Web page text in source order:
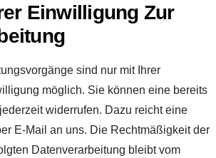
Einwilligung Zur
sind nur mit Ihrer
möglich. Sie können eine bereits
widerrufen. Dazu reicht eine
E-Mail an uns. Die Rechtmäßigkeit der
Datenverarbeitung bleibt vom